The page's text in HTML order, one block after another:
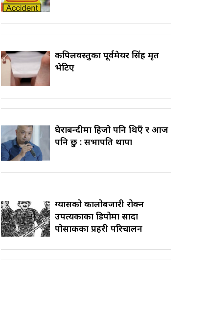
कपिलवस्तुका पूर्वमेयर सिंह मृत
भेटिए
घेराबन्दीमा हिजो पनि थिएँ र आज
पनि छु : सभापति थापा
ग्यासको कालोबजारी रोक्न
उपत्यकाका डिपोमा सादा
पोसाकका प्रहरी परिचालन